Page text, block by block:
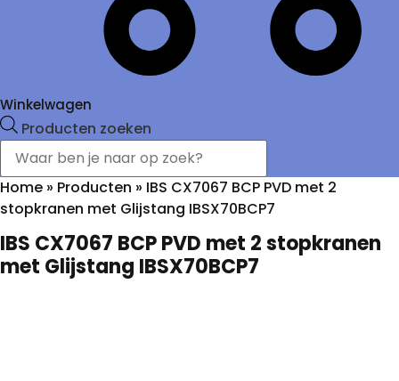
Winkelwagen
Producten zoeken
Home » Producten » IBS CX7067 BCP PVD met 2
stopkranen met Glijstang IBSX70BCP7
IBS CX7067 BCP PVD met 2 stopkranen
met Glijstang IBSX70BCP7